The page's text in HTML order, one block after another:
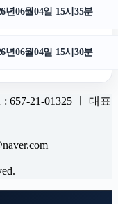
년06월04일 15시35분
년06월04일 15시30분
657-21-01325 ㅣ 대표